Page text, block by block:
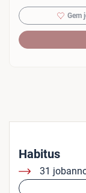
Gem
Habitus
31